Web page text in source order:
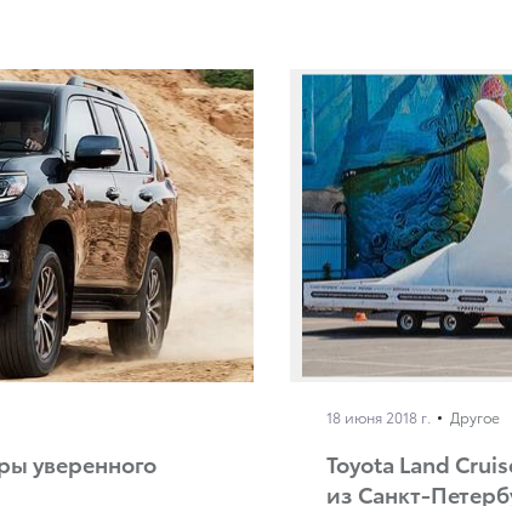
уверенного
18 июня 2018 г. Другое
Toyota Land
из Санкт-